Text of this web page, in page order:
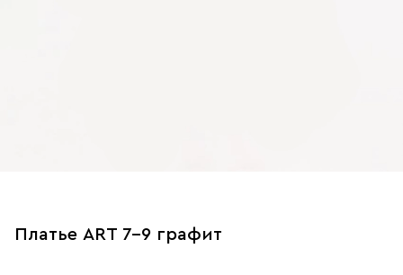
Платье ART 7-9 графит